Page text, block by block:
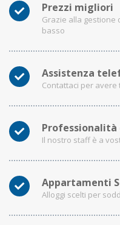
Prezzi migliori
Grazie alla gestione
basso
Assistenza
Contattaci per
Professionalità
Il nostro staff è a
Appartamenti
Alloggi scelti per